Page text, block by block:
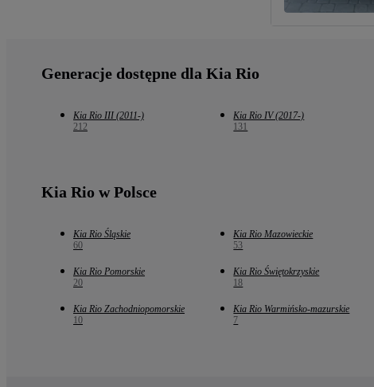
Generacje dostępne dla Kia Rio
Kia Rio III (2011-)
212
Kia Rio IV (2017-)
131
Kia Rio w Polsce
Kia Rio Śląskie
60
Kia Rio Mazowieckie
53
Kia Rio Pomorskie
20
Kia Rio Świętokrzyskie
18
Kia Rio Zachodniopomorskie
10
Kia Rio Warmińsko-mazurskie
7